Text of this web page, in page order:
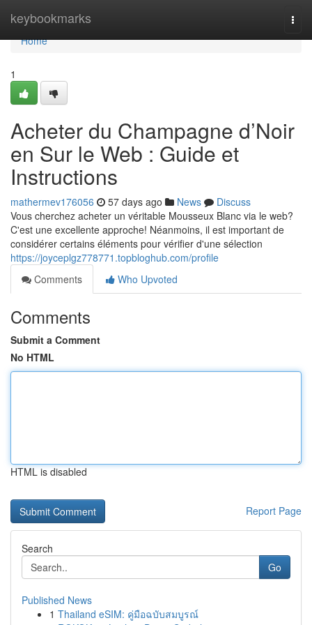
keybookmarks
Home
Home
1
Acheter du Champagne d’Noir
en Sur le Web : Guide et
Instructions
mathermev176056 57 days ago News
Discuss
Vous cherchez acheter un véritable Mousseux Blanc via le web?
C'est une excellente approche! Néanmoins, il est important de
considérer certains éléments pour vérifier d'une sélection
https://joyceplgz778771.topbloghub.com/profile
Comments
Who Upvoted
Comments
Submit a Comment
No HTML
HTML is disabled
Report Page
Search
Go
Published News
1 Thailand eSIM: คู่มือฉบับสมบูรณ์